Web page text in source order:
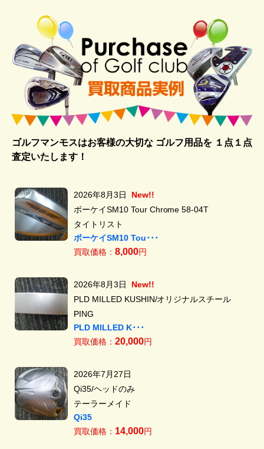
ゴルフマンモスはお客様の大切な ゴルフ用品を１点１点
査定いたします！
2026年8月3日
New!!
ボーケイSM10 Tour Chrome 58-04T
タイトリスト
ボーケイSM10 Tou･･･
買取価格： 8,000円
2026年8月3日
New!!
PLD MILLED KUSHIN/オリジナルスチール
PING
PLD MILLED K･･･
買取価格： 20,000円
2026年7月27日
Qi35/ヘッドのみ
テーラーメイド
Qi35
買取価格： 14,000円